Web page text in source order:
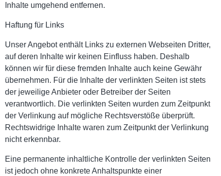
Inhalte umgehend entfernen.
Haftung für Links
Unser Angebot enthält Links zu externen Webseiten Dritter,
auf deren Inhalte wir keinen Einfluss haben. Deshalb
können wir für diese fremden Inhalte auch keine Gewähr
übernehmen. Für die Inhalte der verlinkten Seiten ist stets
der jeweilige Anbieter oder Betreiber der Seiten
verantwortlich. Die verlinkten Seiten wurden zum Zeitpunkt
der Verlinkung auf mögliche Rechtsverstöße überprüft.
Rechtswidrige Inhalte waren zum Zeitpunkt der Verlinkung
nicht erkennbar.
Eine permanente inhaltliche Kontrolle der verlinkten Seiten
ist jedoch ohne konkrete Anhaltspunkte einer